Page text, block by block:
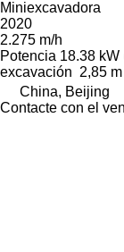
Miniexcavadora
2020
2.275 m/h
Potencia 18.38 kW
excavación 2,85 m
China, Beijing
Contacte con el